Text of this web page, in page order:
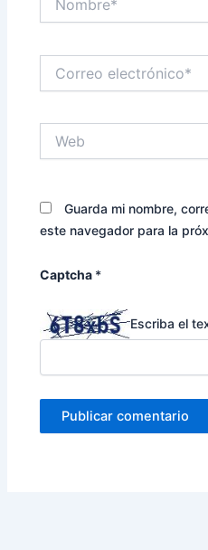
electrónico*
Guarda mi nombre,
este navegador para la
Captcha *
Escriba el